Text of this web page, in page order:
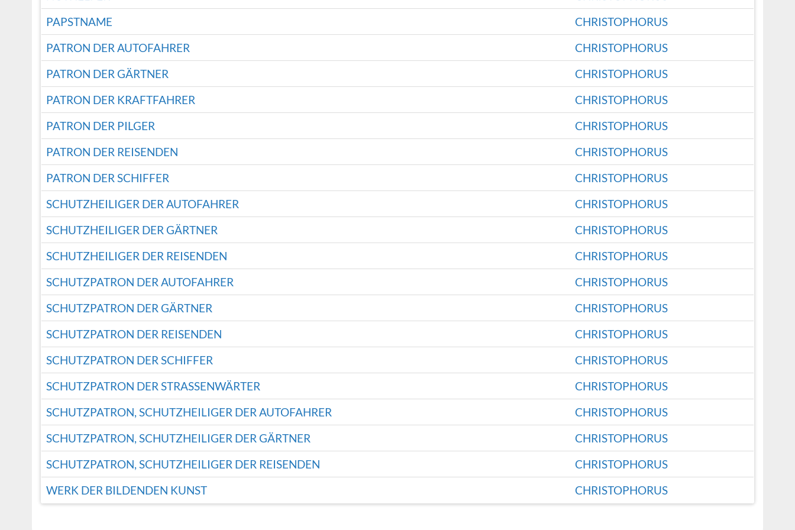
PAPSTNAME
CHRISTOPHORUS
PATRON DER AUTOFAHRER
CHRISTOPHORUS
PATRON DER GÄRTNER
CHRISTOPHORUS
PATRON DER KRAFTFAHRER
CHRISTOPHORUS
PATRON DER PILGER
CHRISTOPHORUS
PATRON DER REISENDEN
CHRISTOPHORUS
PATRON DER SCHIFFER
CHRISTOPHORUS
SCHUTZHEILIGER DER AUTOFAHRER
CHRISTOPHORUS
SCHUTZHEILIGER DER GÄRTNER
CHRISTOPHORUS
SCHUTZHEILIGER DER REISENDEN
CHRISTOPHORUS
SCHUTZPATRON DER AUTOFAHRER
CHRISTOPHORUS
SCHUTZPATRON DER GÄRTNER
CHRISTOPHORUS
SCHUTZPATRON DER REISENDEN
CHRISTOPHORUS
SCHUTZPATRON DER SCHIFFER
CHRISTOPHORUS
SCHUTZPATRON DER STRASSENWÄRTER
CHRISTOPHORUS
SCHUTZPATRON, SCHUTZHEILIGER DER AUTOFAHRER
CHRISTOPHORUS
SCHUTZPATRON, SCHUTZHEILIGER DER GÄRTNER
CHRISTOPHORUS
SCHUTZPATRON, SCHUTZHEILIGER DER REISENDEN
CHRISTOPHORUS
WERK DER BILDENDEN KUNST
CHRISTOPHORUS